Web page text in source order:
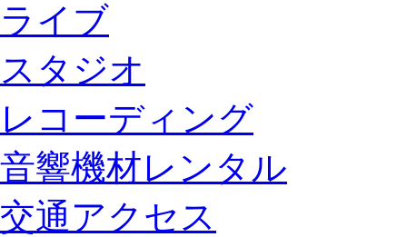
ライブ
スタジオ
レコーディング
音響機材レンタル
交通アクセス